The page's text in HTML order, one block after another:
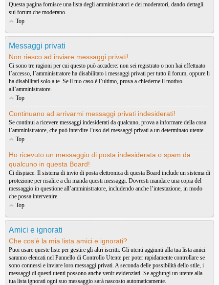
Questa pagina fornisce una lista degli amministratori e dei moderatori, dando dettagli
sui forum che moderano.
Top
Messaggi privati
Non riesco ad inviare messaggi privati!
Ci sono tre ragioni per cui questo può accadere: non sei registrato o non hai effettuato
l’accesso, l’amministratore ha disabilitato i messaggi privati per tutto il forum, oppure li
ha disabilitati solo a te. Se il tuo caso è l’ultimo, prova a chiederne il motivo
all’amministratore.
Top
Continuano ad arrivarmi messaggi privati indesiderati!
Se continui a ricevere messaggi indesiderati da qualcuno, prova a informare della cosa
l’amministratore, che può interdire l’uso dei messaggi privati a un determinato utente.
Top
Ho ricevuto un messaggio di posta indesiderata o spam da
qualcuno in questa Board!
Ci dispiace. Il sistema di invio di posta elettronica di questa Board include un sistema di
protezione per risalire a chi manda questi messaggi. Dovresti mandare una copia del
messaggio in questione all’amministratore, includendo anche l’intestazione, in modo
che possa intervenire.
Top
Amici e ignorati
Che cos’è la mia lista amici e ignorati?
Puoi usare queste liste per gestire gli altri iscritti. Gli utenti aggiunti alla tua lista amici
saranno elencati nel Pannello di Controllo Utente per poter rapidamente controllare se
sono connessi e inviare loro messaggi privati. A seconda delle possibilità dello stile, i
messaggi di questi utenti possono anche venir evidenziati. Se aggiungi un utente alla
tua lista ignorati ogni suo messaggio sarà nascosto automaticamente.